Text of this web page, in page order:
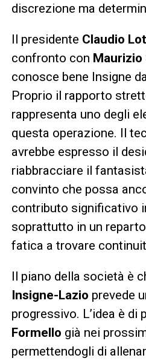
discrezione ma
Il presidente Claudio
confronto con Maurizio
conosce bene Insigne
Proprio il rapporto
rappresenta uno degli
questa operazione. Il
avrebbe espresso il
riabbracciare il
convinto che possa
contributo significativo
soprattutto in un
fatica a trovare
Il piano della società è
Insigne-Lazio prevede
progressivo. L’idea è di
Formello già nei
permettendogli di